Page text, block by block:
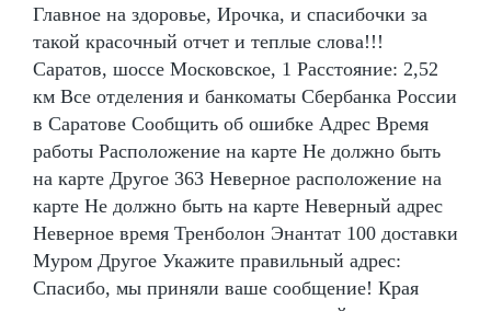
Главное на здоровье, Ирочка, и спасибочки за
такой красочный отчет и теплые слова!!!
Саратов, шоссе Московское, 1 Расстояние: 2,52
км Все отделения и банкоматы Сбербанка России
в Саратове Сообщить об ошибке Адрес Время
работы Расположение на карте Не должно быть
на карте Другое 363 Неверное расположение на
карте Не должно быть на карте Неверный адрес
Неверное время Тренболон Энантат 100 доставки
Муром Другое Укажите правильный адрес:
Спасибо, мы приняли ваше сообщение! Края